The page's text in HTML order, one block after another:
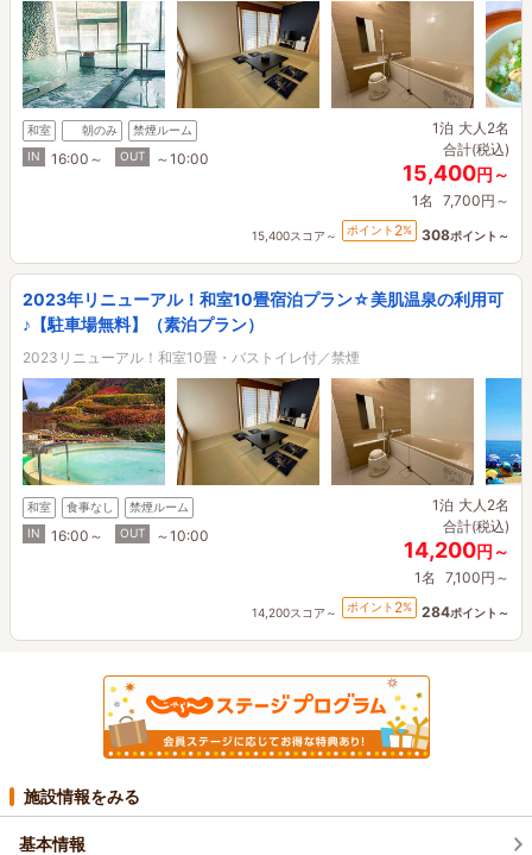
和室 朝のみ
禁煙ルーム
IN
16:00～ OUT ～10:00
1泊 大人2名
合計(税込)
15,400円～
1名 7,700円～
15,400スコア～ ポイント 2% 308ポイント～
2023年リニューアル！和室10畳宿泊プラン☆美肌温泉の利用可
♪【駐車場無料】（素泊プラン）
2023リニューアル！和室10畳・バストイレ付／禁煙
和室 食事なし
禁煙ルーム
IN
16:00～ OUT ～10:00
1泊 大人2名
合計(税込)
14,200円～
1名 7,100円～
14,200スコア～ ポイント 2% 284ポイント～
施設情報をみる
基本情報